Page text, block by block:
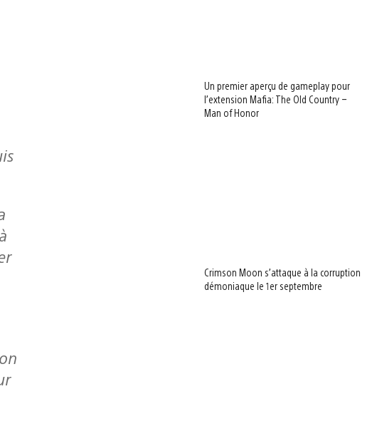
Un premier aperçu de gameplay pour
l’extension Mafia: The Old Country –
Man of Honor
Crimson Moon s’attaque à la corruption
démoniaque le 1er septembre